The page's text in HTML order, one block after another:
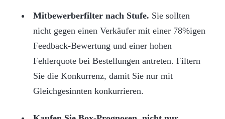
Mitbewerberfilter nach Stufe. Sie sollten
nicht gegen einen Verkäufer mit einer 78%igen
Feedback-Bewertung und einer hohen
Fehlerquote bei Bestellungen antreten. Filtern
Sie die Konkurrenz, damit Sie nur mit
Gleichgesinnten konkurrieren.